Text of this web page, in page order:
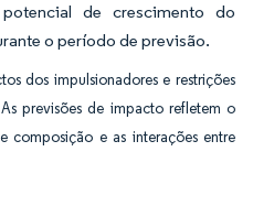
de crescimento do
o período de previsão.
dos impulsionadores e restrições
previsões de impacto refletem o
composição e as interações entre